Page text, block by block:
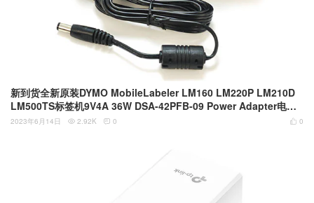
新到货全新原装DYMO MobileLabeler LM160 LM220P LM210D
LM500TS标签机9V4A 36W DSA-42PFB-09 Power Adapter电源
适配器
 0
2023年6月14日  2.92K  0